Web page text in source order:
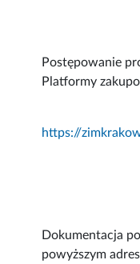
Postępowanie
Platformy
https://
Dokumentacja
powyższym